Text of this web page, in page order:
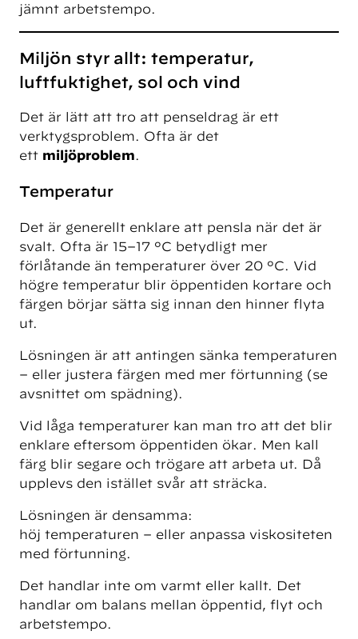
jämnt arbetstempo.
Miljön styr allt: temperatur,
luftfuktighet, sol och vind
Det är lätt att tro att penseldrag är ett
verktygsproblem. Ofta är det
ett miljöproblem.
Temperatur
Det är generellt enklare att pensla när det är
svalt. Ofta är 15–17 °C betydligt mer
förlåtande än temperaturer över 20 °C. Vid
högre temperatur blir öppentiden kortare och
färgen börjar sätta sig innan den hinner flyta
ut.
Lösningen är att antingen sänka temperaturen
– eller justera färgen med mer förtunning (se
avsnittet om spädning).
Vid låga temperaturer kan man tro att det blir
enklare eftersom öppentiden ökar. Men kall
färg blir segare och trögare att arbeta ut. Då
upplevs den istället svår att sträcka.
Lösningen är densamma:
höj temperaturen – eller anpassa viskositeten
med förtunning.
Det handlar inte om varmt eller kallt. Det
handlar om balans mellan öppentid, flyt och
arbetstempo.